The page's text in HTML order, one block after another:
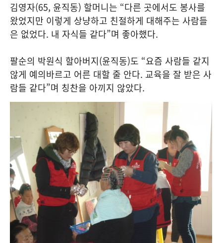
김영자(65, 윤직동) 할머니는 “다른 곳에서도 봉사를
왔었지만 이렇게 상냥하고 친절하게 대해주는 사람들
은 없었다. 내 자식들 같다”며 좋아했다.
팔순의 박원식 할아버지(윤직동)도 “요즘 사람들 같지
않게 예의바르고 어른 대할 줄 안다. 교육을 잘 받은 사
람들 같다”며 칭찬을 아끼지 않았다.